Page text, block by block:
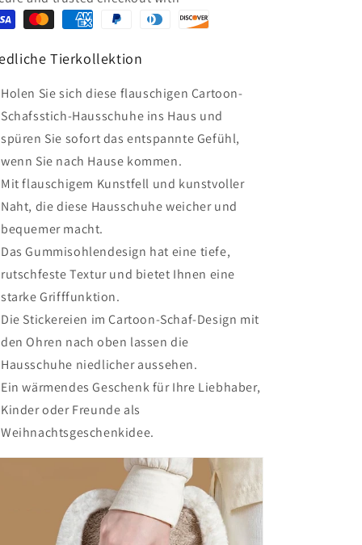
Tierkollektion
Holen Sie sich diese flauschigen Cartoon-
Schafsstich-Hausschuhe ins Haus und
spüren Sie sofort das entspannte Gefühl,
wenn Sie nach Hause kommen.
Mit flauschigem Kunstfell und kunstvoller
Naht, die diese Hausschuhe weicher und
bequemer macht.
Das Gummisohlendesign hat eine tiefe,
rutschfeste Textur und bietet Ihnen eine
starke Grifffunktion.
Die Stickereien im Cartoon-Schaf-Design mit
den Ohren nach oben lassen die
Hausschuhe niedlicher aussehen.
Ein wärmendes Geschenk für Ihre Liebhaber,
Kinder oder Freunde als
Weihnachtsgeschenkidee.